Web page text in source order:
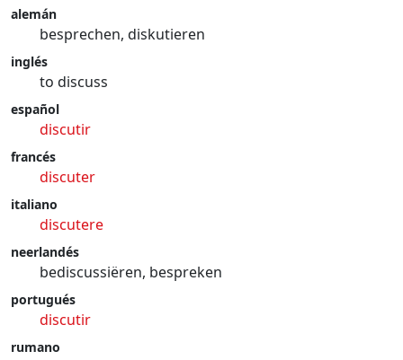
alemán
besprechen, diskutieren
inglés
to discuss
español
discutir
francés
discuter
italiano
discutere
neerlandés
bediscussiëren, bespreken
portugués
discutir
rumano